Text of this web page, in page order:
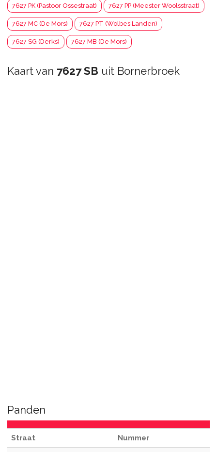
7627 PK (Pastoor Ossestraat) 7627 PP (Meester Woolsstraat)
7627 MC (De Mors) 7627 PT (Wolbes Landen)
7627 SG (Derks) 7627 MB (De Mors)
Kaart van 7627 SB uit Bornerbroek
Panden
Straat Nummer